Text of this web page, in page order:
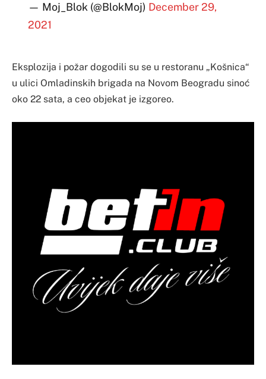
— Moj_Blok (@BlokMoj) December 29,
2021
Eksplozija i požar dogodili su se u restoranu „Košnica“
u ulici Omladinskih brigada na Novom Beogradu sinoć
oko 22 sata, a ceo objekat je izgoreo.